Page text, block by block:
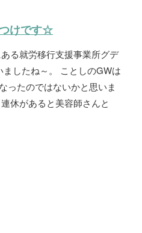
けです☆
る就労移行支援事業所グデ
したね～。 ことしのGWは
ったのではないかと思いま
休があると美容師さんと